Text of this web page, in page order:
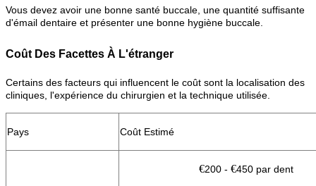
Vous devez avoir une bonne santé buccale, une quantité suffisante
d'émail dentaire et présenter une bonne hygiène buccale.
Coût Des Facettes À L'étranger
Certains des facteurs qui influencent le coût sont la localisation des
cliniques, l'expérience du chirurgien et la technique utilisée.
Pays Coût Estimé
€200 - €450 par dent